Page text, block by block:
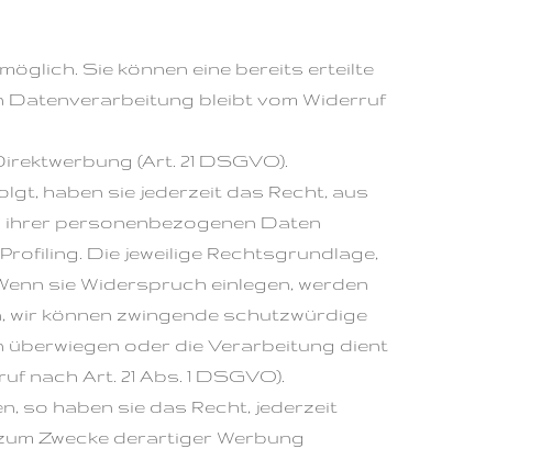
Sie können eine bereits erteilte
Datenverarbeitung bleibt vom Widerruf
(Art. 21 DSGVO).
haben sie jederzeit das Recht, aus
personenbezogenen Daten
Die jeweilige Rechtsgrundlage,
sie Widerspruch einlegen, werden
wir können zwingende schutzwürdige
überwiegen oder die Verarbeitung dient
Art. 21 Abs. 1 DSGVO).
so haben sie das Recht, jederzeit
Zwecke derartiger Werbung